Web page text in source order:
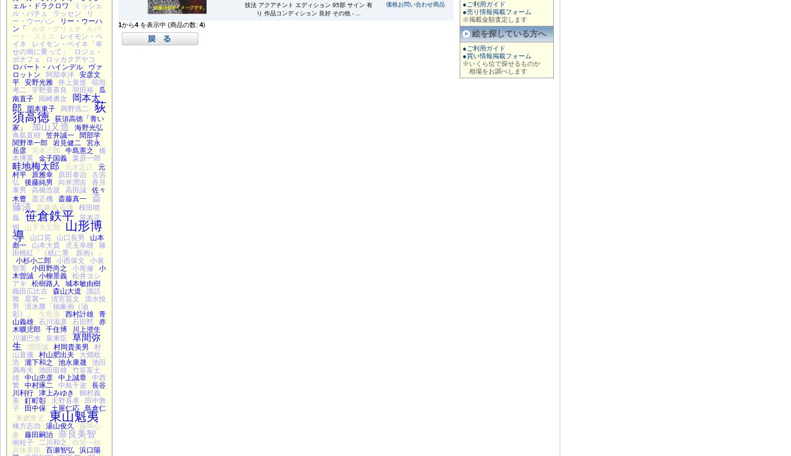
ェル・ドラクロワ
ミッシェ
ル・バテュ
ラッセン
リ
ー・ウーハン
リー・ウーハ
ン「
ルネ・グリュオ
ルパ
ート・スミス
レイモン・ペ
イネ
レイモン・ペイネ「幸
せの鳩に乗って」
ロジェ・
ボナフェ
ロッカクアヤコ
ロバート・ハインデル
ヴァ
ロットン
阿部幸洋
安彦文
平
安野光雅 井上覚造
稲垣
考二
宇野亜喜良 羽田裕
瓜
南直子
岡崎勇次
岡本太
郎
岡本東子 岡野浩二 荻
須高徳
荻須高徳「青い
家」
加山又造
海野光弘
角島直樹
笠井誠一
間部学
関野凖一郎
岩見健二
宮永
岳彦
宮本三郎 牛島憲之
橋
本博英
金子国義 栗原一郎
畦地梅太郎 元永定正
元
村平
原雅幸 原田泰治
古吉
弘
後藤純男 向井潤吉
香月
泰男
高橋浩規 高田誠
佐々
木豊
斎正機 斎藤真一
斎
藤清
斎藤清 会津
桜田晴
義
笹倉鉄平
笹本正
明
山下大五郎 山形博
導 山口晃 山口長男
山本
彪一
山本大貴 児玉幸雄
篠
田桃紅「（紙に墨 原画）」
小杉小二郎
小西保文
小泉
智英
小田野尚之 小尾修
小
木曽誠
小柳景義
松井ヨシ
アキ
松樹路人
城本敏由樹
織田広比古
森山大道
諏訪
敦
星襄一 清宮質文
清水悦
男
清水勝「抽象画（油
彩）」
生島浩 西村計雄
青
山義雄
石川滋彦 石田黙
赤
木曠児郎
千住博
川上澄生
川瀬巴水
泉東臣
草間弥
生
増田誠 村岡貴美男
村
山直儀
村山肥出夫
大畑稔
浩
瀧下和之 池永康晟
池田
満寿夫
池田龍雄
竹谷富士
雄
中山忠彦 中上誠章
中西
繁
中村琢二 中島千波
長谷
川利行
津上みゆき
鶴村義
美
釘町彰 天野喜孝
田中敦
子
田中保 土屋仁応
島倉仁
東郷青児
東山魁夷
棟方志功 湯山俊久
藤岡心
象
藤田嗣治 奈良美智
南桂子 二川和之
白髪一雄
具体美術
百瀬智弘
浜口陽
技法 アクアチント エディション 95部 サイン 有
り 作品コンディション 良好 その他 - ...
価格お問い合わせ商品
1から4 を表示中 (商品の数: 4)
●ご利用ガイド
●売り情報掲載フォーム
※掲載金額査定します
絵を探している方へ
●ご利用ガイド
●買い情報掲載フォーム
※いくら位で探せるものか
相場をお調べします